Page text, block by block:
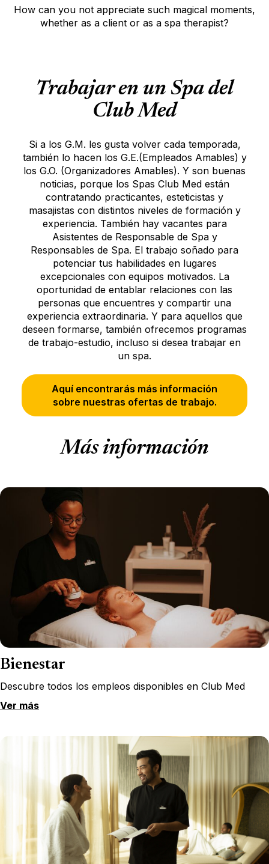
How can you not appreciate such magical moments,
whether as a client or as a spa therapist?
Trabajar en un Spa del
Club Med
Si a los G.M. les gusta volver cada temporada,
también lo hacen los G.E.(Empleados Amables) y
los G.O. (Organizadores Amables). Y son buenas
noticias, porque los Spas Club Med están
contratando practicantes, esteticistas y
masajistas con distintos niveles de formación y
experiencia. También hay vacantes para
Asistentes de Responsable de Spa y
Responsables de Spa. El trabajo soñado para
potenciar tus habilidades en lugares
excepcionales con equipos motivados. La
oportunidad de entablar relaciones con las
personas que encuentres y compartir una
experiencia extraordinaria. Y para aquellos que
deseen formarse, también ofrecemos programas
de trabajo-estudio, incluso si desea trabajar en
un spa.
Aquí encontrarás más información
sobre nuestras ofertas de trabajo.
Más información
Bienestar
Descubre todos los empleos disponibles en Club Med
Ver más